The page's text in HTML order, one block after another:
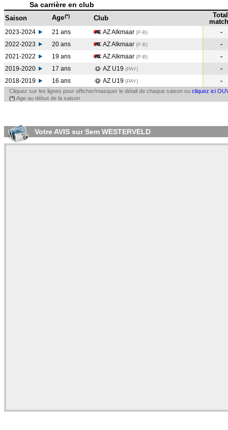
Sa carrière en club
Saison Age(*) Club
Total
2023-2024 21 ans AZ Alkmaar (P-B)
-
2022-2023
20 ans AZ Alkmaar (P-B)
-
2021-2022
19 ans AZ Alkmaar (P-B)
-
2019-2020
17 ans AZ U19 (PAY)
-
2018-2019
16 ans AZ U19 (PAY) -
Cliquez sur les lignes pour afficher/masquer le détail de chaque saison ou cliquez ici
(*) Age au début de la saison
Votre AVIS sur Sem WESTERVELD